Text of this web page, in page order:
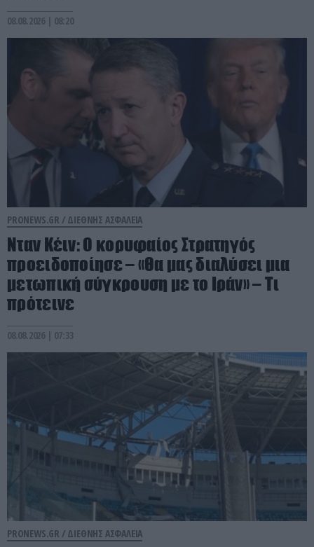
08.08.2026 | 08:20
PRONEWS.GR / ΔΙΕΘΝΗΣ ΑΣΦΑΛΕΙΑ
Νταν Κέιν: Ο κορυφαίος Στρατηγός
προειδοποίησε – «Θα μας διαλύσει μια
μετωπική σύγκρουση με το Ιράν» – Τι
πρότεινε
08.08.2026 | 07:33
PRONEWS.GR / ΔΙΕΘΝΗΣ ΑΣΦΑΛΕΙΑ